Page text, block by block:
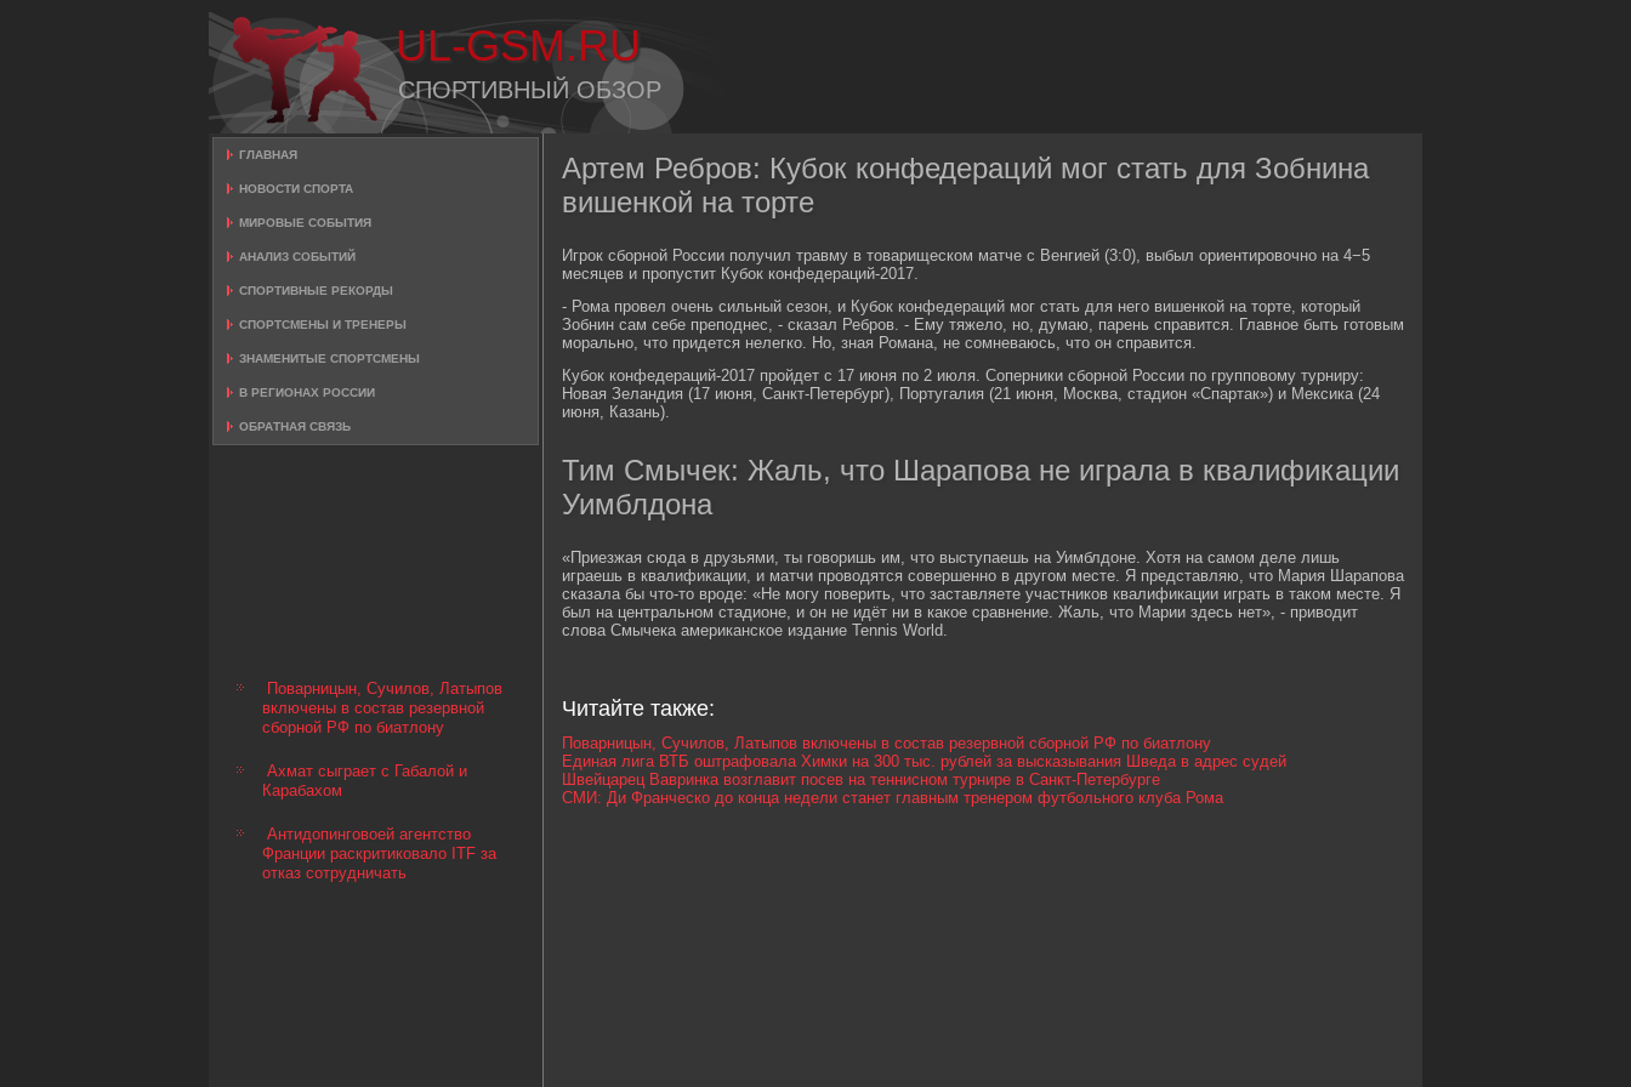
UL-GSM.RU
СПОРТИВНЫЙ ОБЗОР
ГЛАВНАЯ
НОВОСТИ СПОРТА
МИРОВЫЕ СОБЫТИЯ
АНАЛИЗ СОБЫТИЙ
СПОРТИВНЫЕ РЕКОРДЫ
СПОРТСМЕНЫ И ТРЕНЕРЫ
ЗНАМЕНИТЫЕ СПОРТСМЕНЫ
В РЕГИОНАХ РОССИИ
ОБРАТНАЯ СВЯЗЬ
Поварницын, Сучилов, Латыпов
включены в состав резервной
сборной РФ по биатлону
Ахмат сыграет с Габалой и
Карабахом
Антидопинговоей агентство
Франции раскритиковало ITF за
отказ сотрудничать
Артем Ребров: Кубок конфедераций мог стать для Зобнина
вишенкой на торте
Игрок сборной России получил травму в товарищеском матче с Венгией (3:0), выбыл ориентировочно на 4−5
месяцев и пропустит Кубок конфедераций-2017.
- Рома провел очень сильный сезон, и Кубок конфедераций мог стать для него вишенкой на торте, который
Зобнин сам себе преподнес, - сказал Ребров. - Ему тяжело, но, думаю, парень справится. Главное быть готовым
морально, что придется нелегко. Но, зная Романа, не сомневаюсь, что он справится.
Кубок конфедераций-2017 пройдет с 17 июня по 2 июля. Соперники сборной России по групповому турниру:
Новая Зеландия (17 июня, Санкт-Петербург), Португалия (21 июня, Москва, стадион «Спартак») и Мексика (24
июня, Казань).
Тим Смычек: Жаль, что Шарапова не играла в квалификации
Уимблдона
«Приезжая сюда в друзьями, ты говоришь им, что выступаешь на Уимблдоне. Хотя на самом деле лишь
играешь в квалификации, и матчи проводятся совершенно в другом месте. Я представляю, что Мария Шарапова
сказала бы что-то вроде: «Не могу поверить, что заставляете участников квалификации играть в таком месте. Я
был на центральном стадионе, и он не идёт ни в какое сравнение. Жаль, что Марии здесь нет», - приводит
слова Смычека американское издание Tennis World.
Читайте также:
Поварницын, Сучилов, Латыпов включены в состав резервной сборной РФ по биатлону
Единая лига ВТБ оштрафовала Химки на 300 тыс. рублей за высказывания Шведа в адрес судей
Швейцарец Вавринка возглавит посев на теннисном турнире в Санкт-Петербурге
СМИ: Ди Франческо до конца недели станет главным тренером футбольного клуба Рома